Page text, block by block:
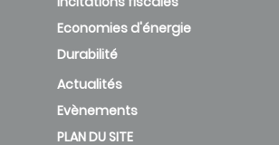
Economies d'énergie
Durabilité
Actualités
Evènements
PLAN DU SITE